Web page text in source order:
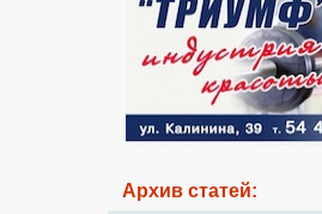
Архив статей: